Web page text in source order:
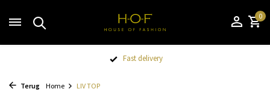
0
Fast delivery
Terug Home LIV TOP